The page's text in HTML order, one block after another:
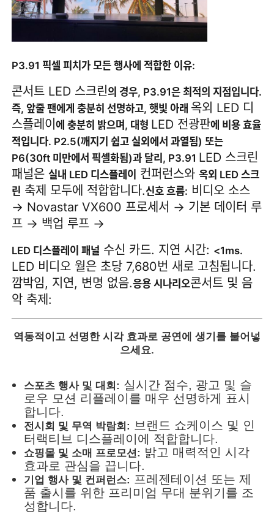
P3.91 픽셀 피치가 모든 행사에 적합한 이유:
콘서트 LED 스크린의 경우, P3.91은 최적의 지점입니다.
즉, 앞줄 팬에게 충분히 선명하고, 햇빛 아래 옥외 LED 디
스플레이에 충분히 밝으며, 대형 LED 전광판에 비용 효율
적입니다. P2.5(깨지기 쉽고 실외에서 과열됨) 또는
P6(30ft 미만에서 픽셀화됨)과 달리, P3.91 LED 스크린
패널은실내 LED 디스플레이 컨퍼런스와옥외 LED 스크
린 축제 모두에 적합합니다.신호 흐름: 비디오 소스
→ Novastar VX600 프로세서 → 기본 데이터 루
프 → 백업 루프 →
LED 디스플레이 패널 수신 카드. 지연 시간: <1ms.
LED 비디오 월은 초당 7,680번 새로 고침됩니다.
깜박임, 지연, 변명 없음.응용 시나리오콘서트 및 음
악 축제:
역동적이고 선명한 시각 효과로 공연에 생기를 불어넣
으세요.
스포츠 행사 및 대회: 실시간 점수, 광고 및 슬
로우 모션 리플레이를 매우 선명하게 표시
합니다.
전시회 및 무역 박람회: 브랜드 쇼케이스 및 인
터랙티브 디스플레이에 적합합니다.
쇼핑몰 및 소매 프로모션: 밝고 매력적인 시각
효과로 관심을 끕니다.
기업 행사 및 컨퍼런스: 프레젠테이션 또는 제
품 출시를 위한 프리미엄 무대 분위기를 조
성합니다.